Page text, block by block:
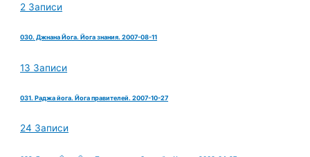
2 Записи
030. Джнана Йога. Йога знания. 2007-08-11
13 Записи
031. Раджа йога. Йога правителей. 2007-10-27
24 Записи